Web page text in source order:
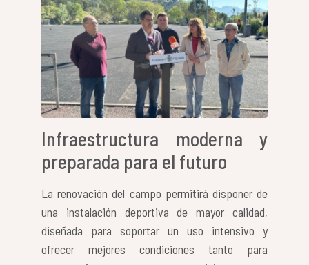
Infraestructura moderna y
preparada para el futuro
La renovación del campo permitirá disponer de
una instalación deportiva de mayor calidad,
diseñada para soportar un uso intensivo y
ofrecer mejores condiciones tanto para